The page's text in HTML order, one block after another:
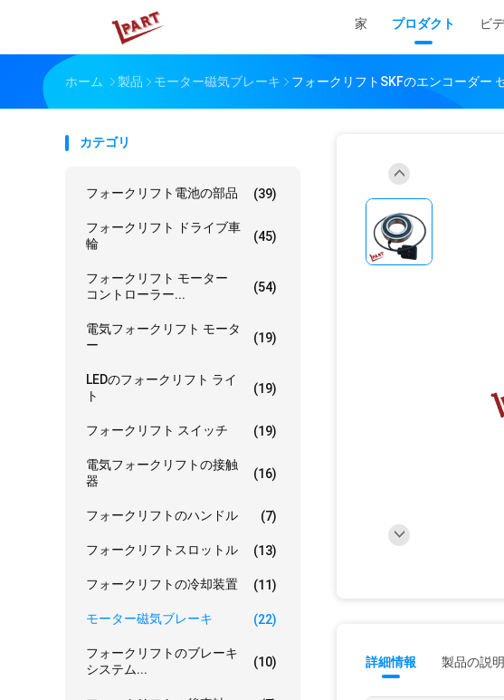
家 プロダクト ビ
ホーム 製品 モーター磁気ブレーキ フォークリフトSKFのエンコーダー
カテゴリ
フォークリフト電池の部品 (39)
フォークリフト ドライブ車
輪
(45)
フォークリフト モーター
コントローラー...
(54)
電気フォークリフト モータ
ー
(19)
LEDのフォークリフト ライ
ト
(19)
フォークリフト スイッチ (19)
電気フォークリフトの接触
器
(16)
フォークリフトのハンドル (7)
フォークリフトスロットル (13)
フォークリフトの冷却装置 (11)
モーター磁気ブレーキ (22)
フォークリフトのブレーキ
システム...
(10) 詳細情報 製品の説明